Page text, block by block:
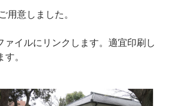
用意しました。
ァイルにリンクします。適宜印刷し
。